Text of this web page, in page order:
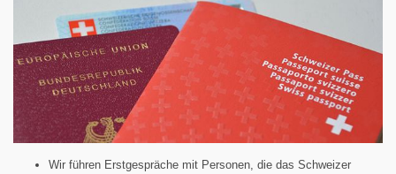
Wir führen Erstgespräche mit Personen, die das Schweizer